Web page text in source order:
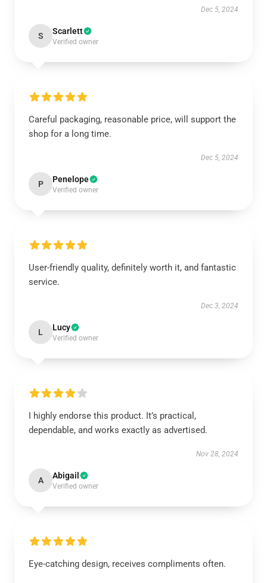
Dec 5, 2024
S Scarlett
Verified owner
Careful packaging, reasonable price, will support the
shop for a long time.
Dec 5, 2024
P Penelope
Verified owner
User-friendly quality, definitely worth it, and fantastic
service.
Dec 3, 2024
L Lucy
Verified owner
I highly endorse this product. It’s practical,
dependable, and works exactly as advertised.
Nov 28, 2024
A Abigail
Verified owner
Eye-catching design, receives compliments often.